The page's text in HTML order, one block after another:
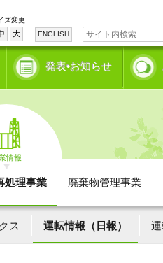
ズ変更
大 ENGLISH
発表•お知らせ
情報
処理事業 廃棄物管理事業
ス 運転情報（日報）